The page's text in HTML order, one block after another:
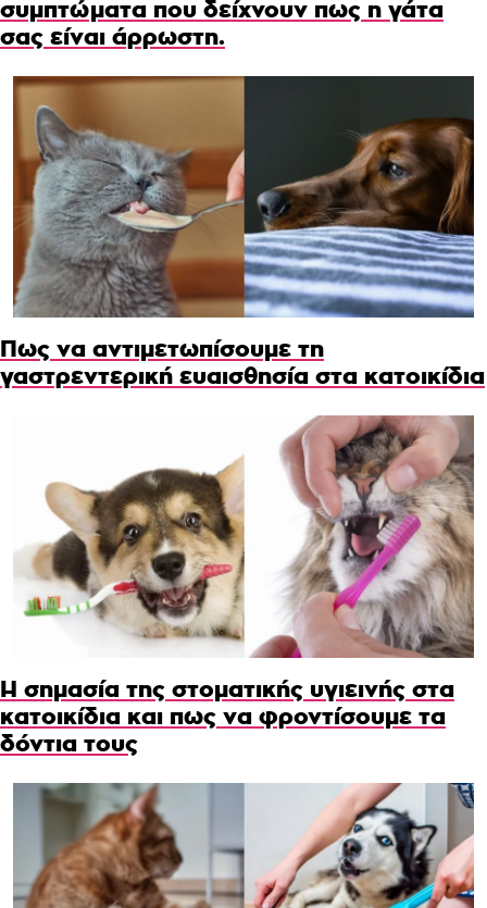
συμπτώματα που δείχνουν πως η γάτα
σας είναι άρρωστη.
Πως να αντιμετωπίσουμε τη
γαστρεντερική ευαισθησία στα κατοικίδια
Η σημασία της στοματικής υγιεινής στα
κατοικίδια και πως να φροντίσουμε τα
δόντια τους